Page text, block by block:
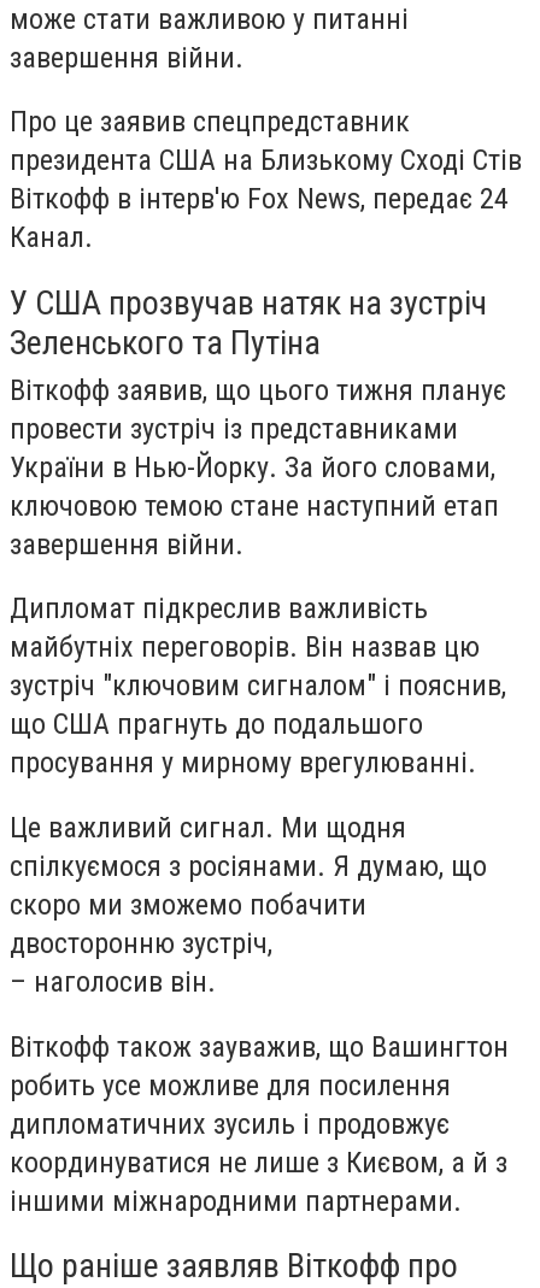
може стати важливою у питанні
завершення війни.
Про це заявив спецпредставник
президента США на Близькому Сході Стів
Віткофф в інтерв'ю Fox News, передає 24
Канал.
У США прозвучав натяк на зустріч
Зеленського та Путіна
Віткофф заявив, що цього тижня планує
провести зустріч із представниками
України в Нью-Йорку. За його словами,
ключовою темою стане наступний етап
завершення війни.
Дипломат підкреслив важливість
майбутніх переговорів. Він назвав цю
зустріч "ключовим сигналом" і пояснив,
що США прагнуть до подальшого
просування у мирному врегулюванні.
Це важливий сигнал. Ми щодня
спілкуємося з росіянами. Я думаю, що
скоро ми зможемо побачити
двосторонню зустріч,
– наголосив він.
Віткофф також зауважив, що Вашингтон
робить усе можливе для посилення
дипломатичних зусиль і продовжує
координуватися не лише з Києвом, а й з
іншими міжнародними партнерами.
Що раніше заявляв Віткофф про